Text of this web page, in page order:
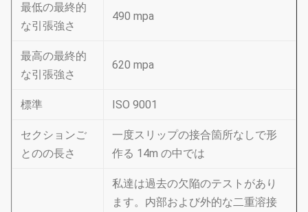
最低の最終的
な引張強さ
490 mpa
最高の最終的
な引張強さ
620 mpa
標準 ISO 9001
セクションご
とのの長さ
一度スリップの接合箇所なしで形
作る 14m の中では
私達は過去の欠陥のテストがあり
ます。内部および外的な二重溶接